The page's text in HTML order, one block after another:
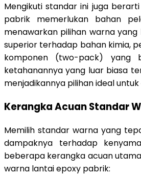
Mengikuti standar ini juga
pabrik memerlukan bahan
menawarkan pilihan warna
superior terhadap bahan kimia,
komponen (two-pack) yang
ketahanannya yang luar biasa
menjadikannya pilihan ideal
Kerangka Acuan Standar
Memilih standar warna yang
dampaknya terhadap
beberapa kerangka acuan
warna lantai epoxy pabrik: